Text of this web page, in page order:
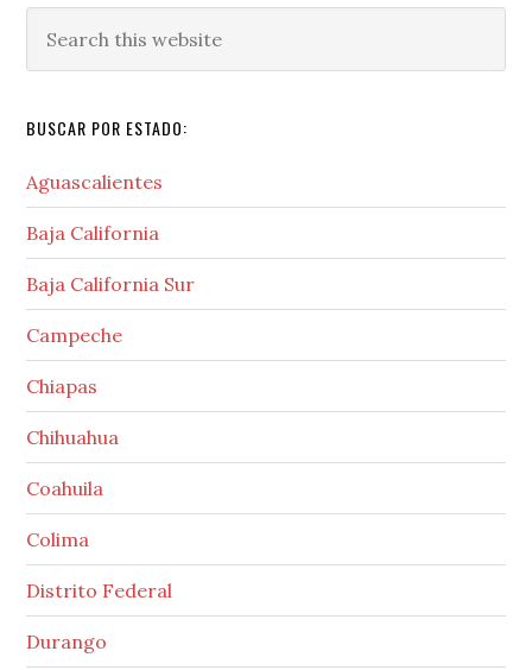
this
BUSCAR POR ESTADO:
Aguascalientes
Baja California
Baja California Sur
Campeche
Chiapas
Chihuahua
Coahuila
Colima
Distrito Federal
Durango